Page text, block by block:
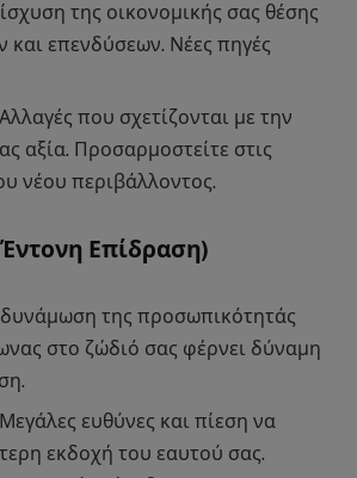
της οικονομικής σας θέσης
και επενδύσεων. Νέες πηγές
Αλλαγές που σχετίζονται με την
αξία. Προσαρμοστείτε στις
νέου περιβάλλοντος.
Επίδραση)
της προσωπικότητάς
στο ζώδιό σας φέρνει δύναμη
Μεγάλες ευθύνες και πίεση να
εκδοχή του εαυτού σας.